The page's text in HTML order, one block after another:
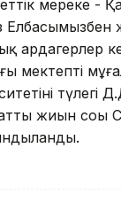
мереке -
Елбасымызбен
ардагерлер
мектептің
түлегі
жиын соңы